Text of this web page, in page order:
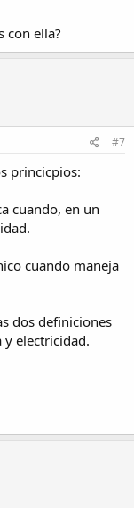
con ella?
#7
princicpios:
cuando, en un
cuando maneja
dos definiciones
y electricidad.